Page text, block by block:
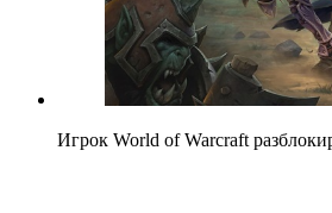
Игрок World of Warcraft